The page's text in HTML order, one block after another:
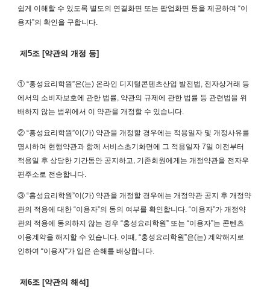
쉽게 이해할 수 있도록 별도의 연결화면 또는 팝업화면 등을 제공하여 “이
용자”의 확인을 구합니다.
제5조 [약관의 개정 등]
① “홍성요리학원”은(는) 온라인 디지털콘텐츠산업 발전법, 전자상거래 등
에서의 소비자보호에 관한 법률, 약관의 규제에 관한 법률 등 관련법을 위
배하지 않는 범위에서 이 약관을 개정할 수 있습니다.
② “홍성요리학원”이(가) 약관을 개정할 경우에는 적용일자 및 개정사유를
명시하여 현행약관과 함께 서비스초기화면에 그 적용일자 7일 이전부터
적용일 후 상당한 기간동안 공지하고, 기존회원에게는 개정약관을 전자우
편주소로 전송합니다.
③ “홍성요리학원”이(가) 약관을 개정할 경우에는 개정약관 공지 후 개정약
관의 적용에 대한 “이용자”의 동의 여부를 확인합니다. “이용자”가 개정약
관의 적용에 동의하지 않는 경우 “홍성요리학원” 또는 “이용자”는 콘텐츠
이용계약을 해지할 수 있습니다. 이때, “홍성요리학원”은(는) 계약해지로
인하여 “이용자”가 입은 손해를 배상합니다.
제6조 [약관의 해석]